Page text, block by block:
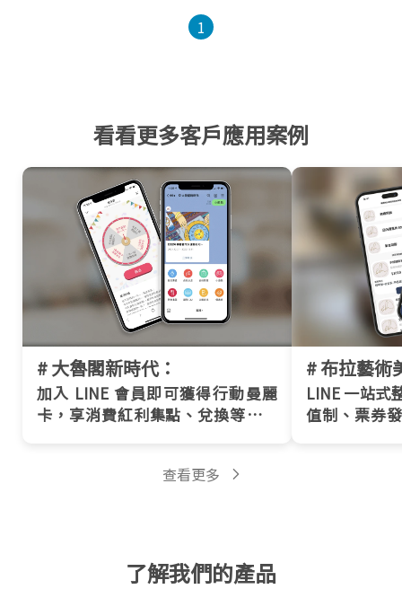
1
看看更多客戶應用案例
# 大魯閣新時代：
加入 LINE 會員即可獲得行動曼麗
卡，享消費紅利集點、兌換等專屬
# 布拉藝術
LINE 一站式
值制、票券
查看更多
了解我們的產品